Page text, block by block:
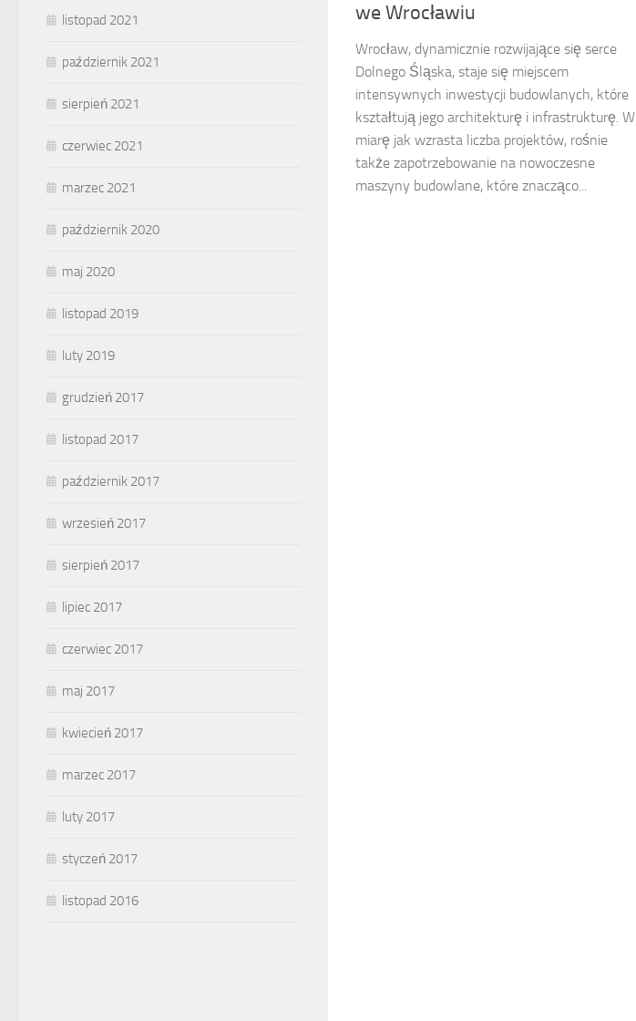
we Wrocławiu
Wrocław, dynamicznie rozwijające się serce
Dolnego Śląska, staje się miejscem
intensywnych inwestycji budowlanych, które
kształtują jego architekturę i infrastrukturę. W
miarę jak wzrasta liczba projektów, rośnie
także zapotrzebowanie na nowoczesne
maszyny budowlane, które znacząco...
listopad 2021
październik 2021
sierpień 2021
czerwiec 2021
marzec 2021
październik 2020
maj 2020
listopad 2019
luty 2019
grudzień 2017
listopad 2017
październik 2017
wrzesień 2017
sierpień 2017
lipiec 2017
czerwiec 2017
maj 2017
kwiecień 2017
marzec 2017
luty 2017
styczeń 2017
listopad 2016